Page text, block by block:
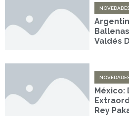
Valdés
México:
Rey